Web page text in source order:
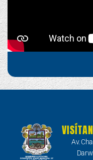
Av.